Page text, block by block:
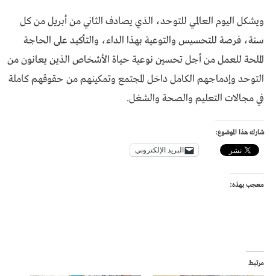
ويشكل اليوم العالمي للتوحد، الذي يصادف الثاني من أبريل من كل
سنة، فرصة للتحسيس والتوعية بهذا الداء، والتأكيد على الحاجة
الملحة للعمل من أجل تحسين نوعية حياة الأشخاص الذين يعانون من
التوحد وإدماجهم الكامل داخل المجتمع وتمكينهم من حقوقهم كاملة
في مجالات التعليم والصحة والشغل.
شارك هذا الموضوع:
البريد الإلكتروني
معجب بهذه:
مرتبط